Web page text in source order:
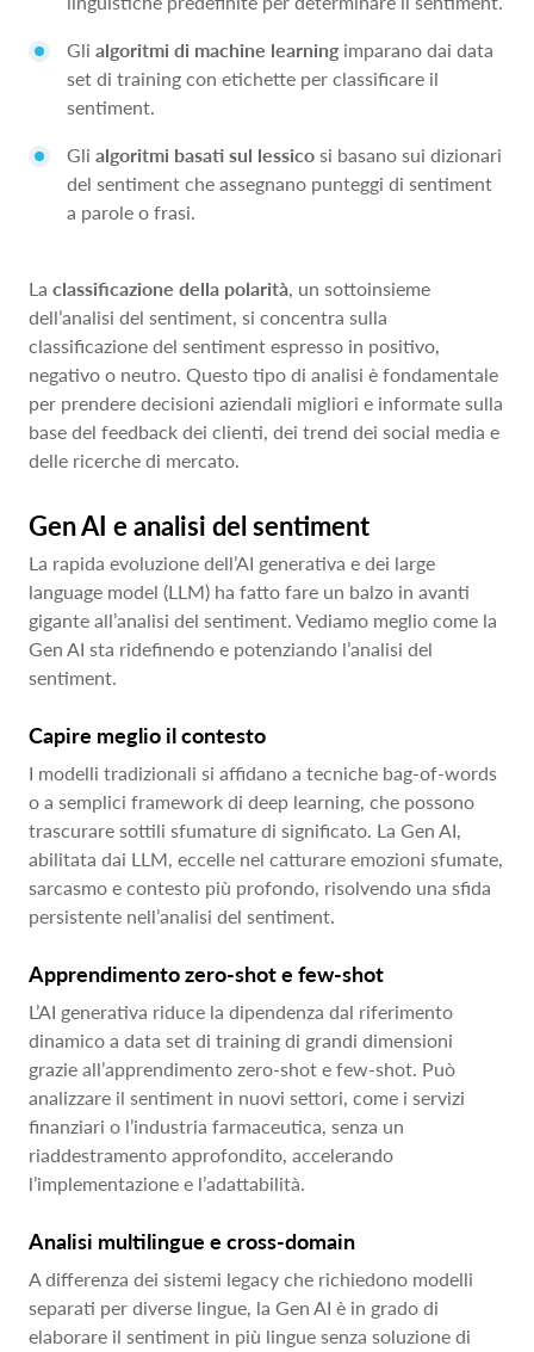
Gli algoritmi di machine learningimparano dai data
set di training con etichette per classificare il
sentiment.
Gli algoritmi basati sul lessico si basano sui dizionari
del sentiment che assegnano punteggi di sentiment
a parole o frasi.
La classificazione della polarità, un sottoinsieme
dell’analisi del sentiment, si concentra sulla
classificazione del sentiment espresso in positivo,
negativo o neutro. Questo tipo di analisi è fondamentale
per prendere decisioni aziendali migliori e informate sulla
base del feedback dei clienti, dei trend dei social media e
delle ricerche di mercato.
Gen AI e analisi del sentiment
La rapida evoluzione dell’AI generativa e dei large
language model (LLM) ha fatto fare un balzo in avanti
gigante all’analisi del sentiment. Vediamo meglio come la
Gen AI sta ridefinendo e potenziando l’analisi del
sentiment.
Capire meglio il contesto
I modelli tradizionali si affidano a tecniche bag-of-words
o a semplici framework di deep learning, che possono
trascurare sottili sfumature di significato. La Gen AI,
abilitata dai LLM, eccelle nel catturare emozioni sfumate,
sarcasmo e contesto più profondo, risolvendo una sfida
persistente nell’analisi del sentiment.
Apprendimento zero-shot e few-shot
L’AI generativa riduce la dipendenza dal riferimento
dinamico a data set di training di grandi dimensioni
grazie all’apprendimento zero-shot e few-shot. Può
analizzare il sentiment in nuovi settori, come i servizi
finanziari o l’industria farmaceutica, senza un
riaddestramento approfondito, accelerando
l’implementazione e l’adattabilità.
Analisi multilingue e cross-domain
A differenza dei sistemi legacy che richiedono modelli
separati per diverse lingue, la Gen AI è in grado di
elaborare il sentiment in più lingue senza soluzione di